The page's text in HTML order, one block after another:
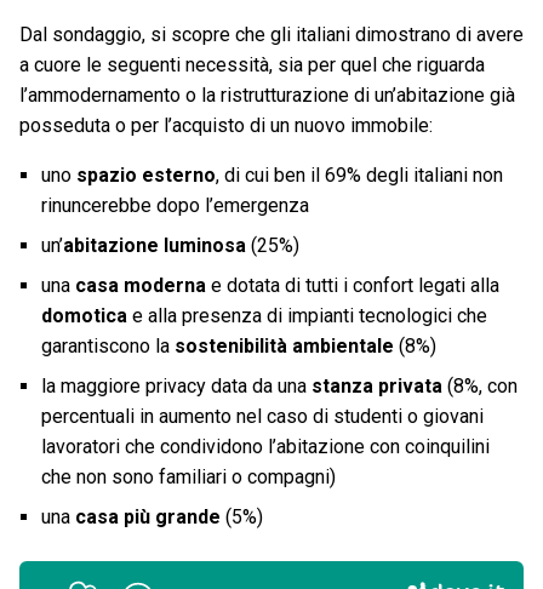
Dal sondaggio, si scopre che gli italiani dimostrano di avere
a cuore le seguenti necessità, sia per quel che riguarda
l’ammodernamento o la ristrutturazione di un’abitazione già
posseduta o per l’acquisto di un nuovo immobile:
uno spazio esterno, di cui ben il 69% degli italiani non
rinuncerebbe dopo l’emergenza
un’abitazione luminosa(25%)
una casa modernae dotata di tutti i confort legati alla
domoticae alla presenza di impianti tecnologici che
garantiscono la sostenibilità ambientale (8%)
la maggiore privacy data da una stanza privata(8%, con
percentuali in aumento nel caso di studenti o giovani
lavoratori che condividono l’abitazione con coinquilini
che non sono familiari o compagni)
una casa più grande (5%)